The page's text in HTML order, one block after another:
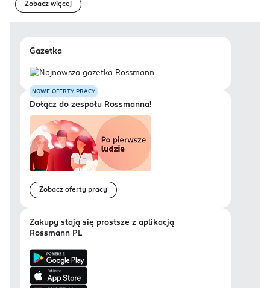
Zobacz więcej
Gazetka
NOWE OFERTY PRACY
Dołącz do zespołu Rossmanna!
Zobacz oferty pracy
Zakupy stają się prostsze z aplikacją
Rossmann PL